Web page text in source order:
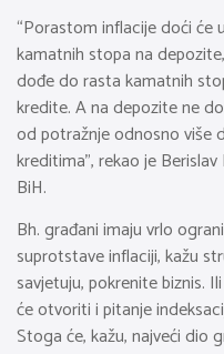
“Porastom inflacije doći će
kamatnih stopa na
dođe do rasta kamatnih
kredite. A na depozite ne
od potražnje odnosno više
kreditima”, rekao je
BiH.
Bh. građani imaju vrlo
suprotstave inflaciji, kažu
savjetuju, pokrenite biznis.
će otvoriti i pitanje
Stoga će, kažu, najveći dio